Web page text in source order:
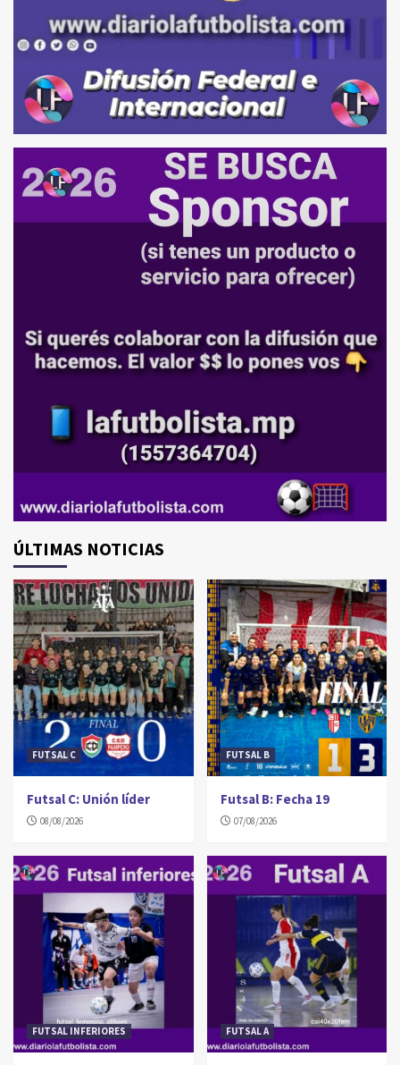
ÚLTIMAS NOTICIAS
FUTSAL C
Futsal C: Unión líder
08/08/2026
FUTSAL B
Futsal B: Fecha 19
07/08/2026
FUTSAL INFERIORES FUTSAL A